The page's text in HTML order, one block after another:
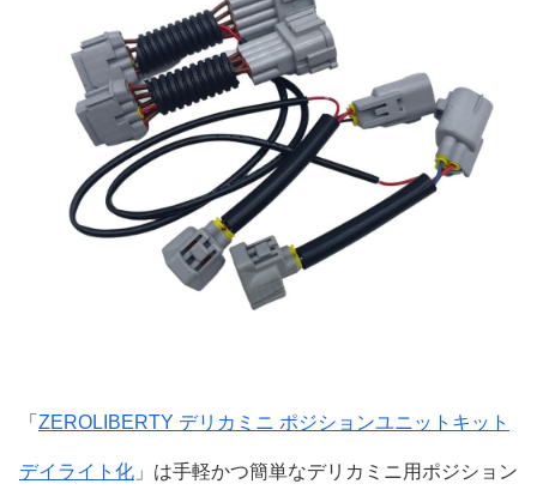
「 ZEROLIBERTY デリカミニ ポジションユニットキット
デイライト化 」は手軽かつ簡単なデリカミニ用ポジション